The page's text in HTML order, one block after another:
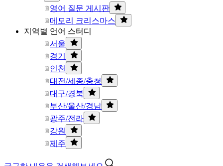
영어 질문 게시판
메모리 크리스마스
지역별 언어 스터디
서울
경기
인천
대전/세종/충청
대구/경북
부산/울산/경남
광주/전라
강원
제주